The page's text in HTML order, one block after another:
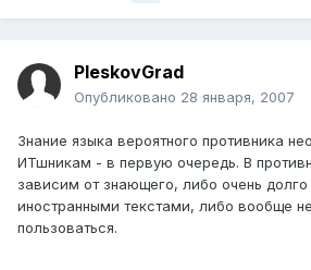
PleskovGrad
Опубликовано 28 января, 2007
Знание языка вероятного противника
ИТшникам - в первую очередь. В
зависим от знающего, либо очень долго
иностранными текстами, либо вообще
пользоваться.